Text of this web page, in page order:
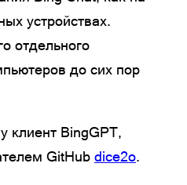
устройствах.
отдельного
до сих пор
клиент BingGPT,
GitHub dice2o.